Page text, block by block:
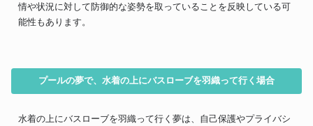
情や状況に対して防御的な姿勢を取っていることを反映している可
能性もあります。
プールの夢で、水着の上にバスローブを羽織って行く場合
水着の上にバスローブを羽織って行く夢は、自己保護やプライバシ